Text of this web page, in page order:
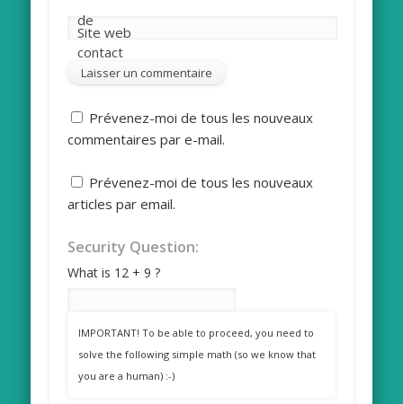
de
contact
Site web
Prévenez-moi de tous les nouveaux
commentaires par e-mail.
Prévenez-moi de tous les nouveaux
articles par email.
Security Question:
What is 12 + 9 ?
IMPORTANT! To be able to proceed, you need to
solve the following simple math (so we know that
you are a human) :-)